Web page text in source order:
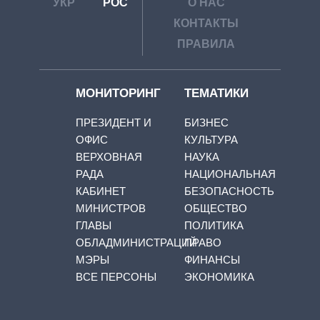
КОНТАКТЫ
ПРАВИЛА
МОНИТОРИНГ
ПРЕЗИДЕНТ И
ОФИС
ВЕРХОВНАЯ
РАДА
КАБИНЕТ
МИНИСТРОВ
ГЛАВЫ
ОБЛАДМИНИСТРАЦИЙ
МЭРЫ
ВСЕ ПЕРСОНЫ
ТЕМАТИКИ
БИЗНЕС
КУЛЬТУРА
НАУКА
НАЦИОНАЛЬНАЯ
БЕЗОПАСНОСТЬ
ОБЩЕСТВО
ПОЛИТИКА
ПРАВО
ФИНАНСЫ
ЭКОНОМИКА